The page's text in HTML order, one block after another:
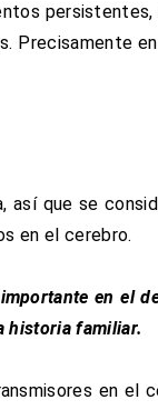
Precisamente
así que se
en el cerebro.
en el
historia familiar.
en el